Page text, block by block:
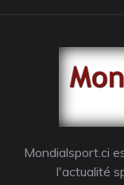
Mondialsport.ci
l'actualité